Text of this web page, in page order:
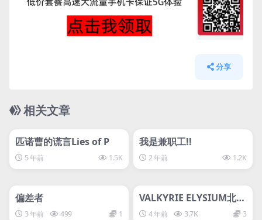
分享
相关文章
svip专属
匹诺曹的谎言Lies of P
5 年前 1.5K
我是兼职工!!
2 年前 1.2K
偏差者
3 年前 499 1
svip专属
VALKYRIE ELYSIUM北欧
女神 极乐世界-D加密
4 年前 3.7K 3